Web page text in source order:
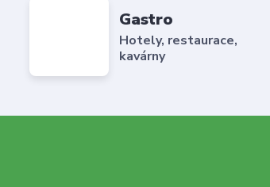
Gastro
Hotely, restaurace,
kavárny